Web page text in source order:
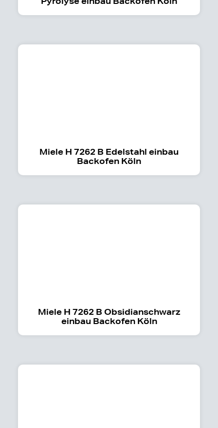
Miele H 7262 B Edelstahl einbau
Backofen Köln
Miele H 7262 B Obsidianschwarz
einbau Backofen Köln